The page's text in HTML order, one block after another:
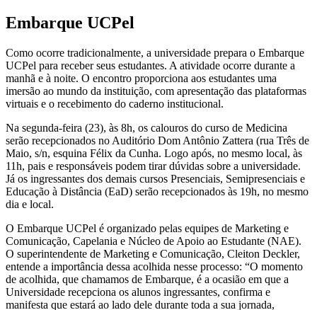
Embarque UCPel
Como ocorre tradicionalmente, a universidade prepara o Embarque
UCPel para receber seus estudantes. A atividade ocorre durante a
manhã e à noite. O encontro proporciona aos estudantes uma
imersão ao mundo da instituição, com apresentação das plataformas
virtuais e o recebimento do caderno institucional.
Na segunda-feira (23), às 8h, os calouros do curso de Medicina
serão recepcionados no Auditório Dom Antônio Zattera (rua Três de
Maio, s/n, esquina Félix da Cunha. Logo após, no mesmo local, às
11h, pais e responsáveis podem tirar dúvidas sobre a universidade.
Já os ingressantes dos demais cursos Presenciais, Semipresenciais e
Educação à Distância (EaD) serão recepcionados às 19h, no mesmo
dia e local.
O Embarque UCPel é organizado pelas equipes de Marketing e
Comunicação, Capelania e Núcleo de Apoio ao Estudante (NAE).
O superintendente de Marketing e Comunicação, Cleiton Deckler,
entende a importância dessa acolhida nesse processo: “O momento
de acolhida, que chamamos de Embarque, é a ocasião em que a
Universidade recepciona os alunos ingressantes, confirma e
manifesta que estará ao lado dele durante toda a sua jornada,